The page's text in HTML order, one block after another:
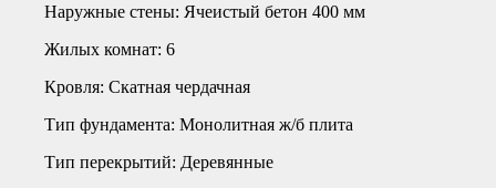
Наружные стены: Ячеистый бетон 400 мм
Жилых комнат: 6
Кровля: Скатная чердачная
Тип фундамента: Монолитная ж/б плита
Тип перекрытий: Деревянные